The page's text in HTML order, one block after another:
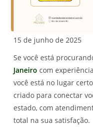
15 de junho de 2025
Se você está
Janeiro com
você está no lugar
criado para conectar
estado, com
total na sua satisfação.